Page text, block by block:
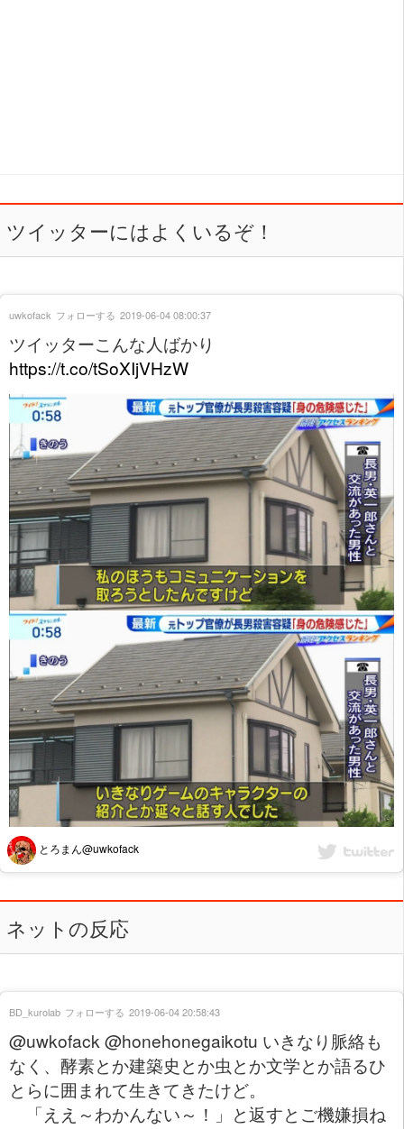
ツイッターにはよくいるぞ！
ツイッターこんな人ばかり
https://t.co/tSoXIjVHzW
とろまん@uwkofack
uwkofack フォローする 2019-06-04 08:00:37
ネットの反応
@uwkofack @honehonegaikotu いきなり脈絡も
なく、酵素とか建築史とか虫とか文学とか語るひ
とらに囲まれて生きてきたけど。
「ええ～わかんない～！」と返すとご機嫌損ね
BD_kurolab フォローする 2019-06-04 20:58:43